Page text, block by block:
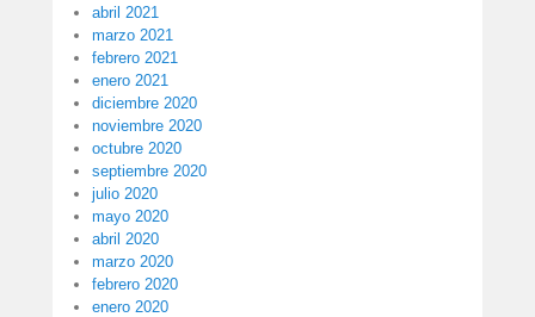
abril 2021
marzo 2021
febrero 2021
enero 2021
diciembre 2020
noviembre 2020
octubre 2020
septiembre 2020
julio 2020
mayo 2020
abril 2020
marzo 2020
febrero 2020
enero 2020